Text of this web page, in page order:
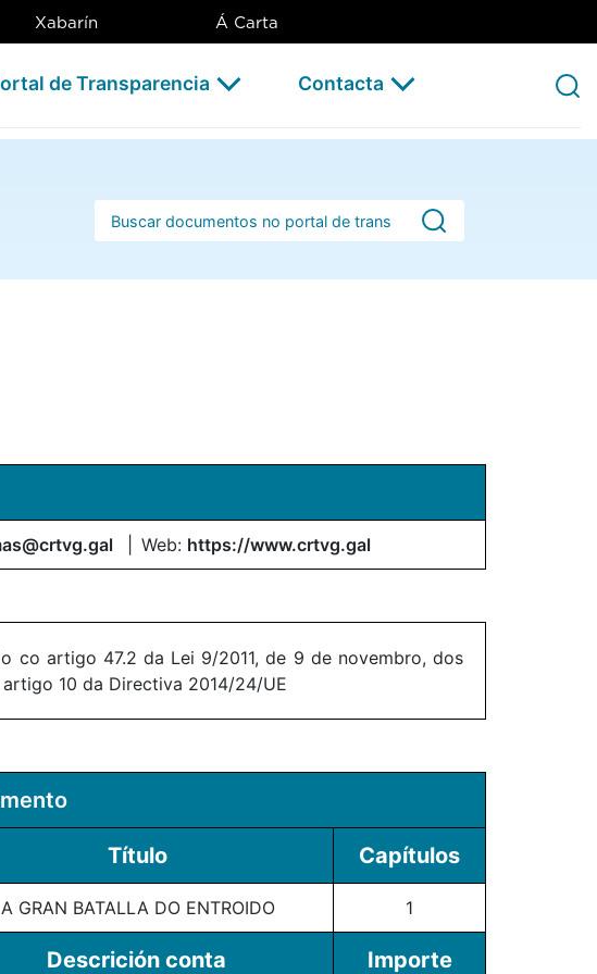
Xabarín Á Carta
de Transparencia Contacta
Barra de busca
Web: https://www.crtvg.gal
co artigo 47.2 da Lei 9/2011, de 9 de novembro, dos
10 da Directiva 2014/24/UE
Título Capítulos
A GRAN BATALLA DO ENTROIDO 1
Descrición conta Importe